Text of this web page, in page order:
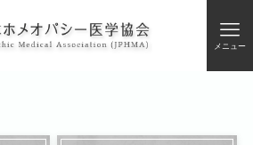
メニュー